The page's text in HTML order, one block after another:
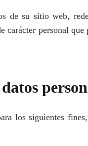
de su sitio web,
carácter personal
los siguientes